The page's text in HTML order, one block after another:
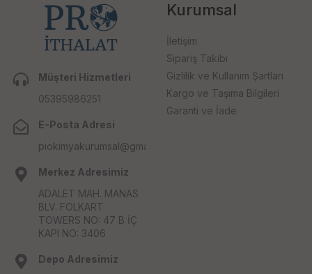
Müşteri Hizmetleri
05395986251
E-Posta Adresi
piokimyakurumsal@gmail.com
Merkez Adresimiz
ADALET MAH. MANAS
BLV. FOLKART
TOWERS NO: 47 B İÇ
KAPI NO: 3406
Depo Adresimiz
Kurumsal
İletişim
Sipariş Takibi
Gizlilik ve Kullanım Şartları
Kargo ve Taşıma Bilgileri
Garanti ve İade